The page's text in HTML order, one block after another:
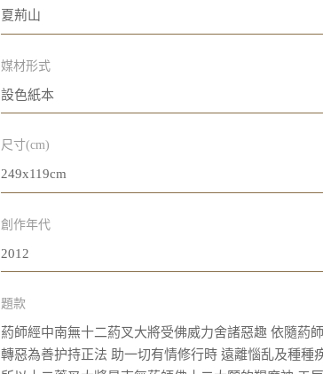
夏荊山
媒材形式
設色紙本
尺寸(cm)
249x119cm
創作年代
2012
題款
葯師經中南無十二葯叉大將受佛威力舍諸惡趣 依隨葯
轉惡為善护持正法 助一切有情修行時 遠離惱乱及種種